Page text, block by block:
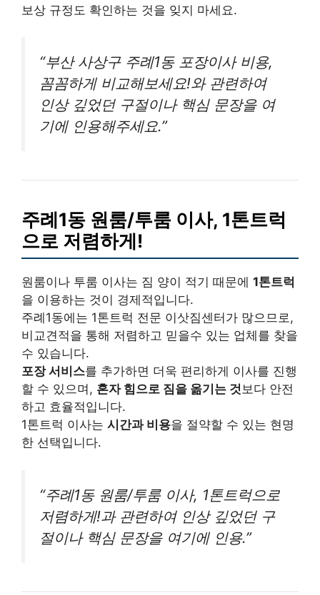
보상 규정도 확인하는 것을 잊지 마세요.
“부산 사상구 주례1동 포장이사 비용,
꼼꼼하게 비교해보세요!와 관련하여
인상 깊었던 구절이나 핵심 문장을 여
기에 인용해주세요.”
주례1동 원룸/투룸 이사, 1톤트럭
으로 저렴하게!
원룸이나 투룸 이사는 짐 양이 적기 때문에 1톤트럭
을 이용하는 것이 경제적입니다.
주례1동에는 1톤트럭 전문 이삿짐센터가 많으므로,
비교견적을 통해 저렴하고 믿을수 있는 업체를 찾을
수 있습니다.
포장 서비스를 추가하면 더욱 편리하게 이사를 진행
할 수 있으며, 혼자 힘으로 짐을 옮기는 것보다 안전
하고 효율적입니다.
1톤트럭 이사는 시간과 비용을 절약할 수 있는 현명
한 선택입니다.
“주례1동 원룸/투룸 이사, 1톤트럭으로
저렴하게!과 관련하여 인상 깊었던 구
절이나 핵심 문장을 여기에 인용.”